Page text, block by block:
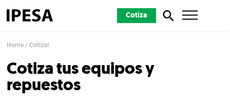
Cotiza
Home Cotizar
Cotiza tus equipos y
repuestos